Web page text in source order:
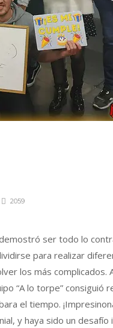
2059
ser todo lo
para realizar
los más complicados.
“A lo torpe” consiguió
el tiempo.
y haya sido un desafío